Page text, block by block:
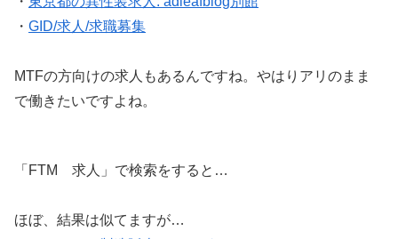
・ GID/求人/求職募集
MTFの方向けの求人もあるんですね。やはりアリのまま
で働きたいですよね。
「FTM 求人」で検索をすると…
ほぼ、結果は似てますが…